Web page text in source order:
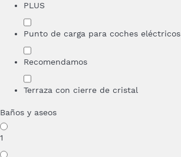
PLUS
Punto de carga para coches eléctricos
Recomendamos
Terraza con cierre de cristal
Baños y aseos
1